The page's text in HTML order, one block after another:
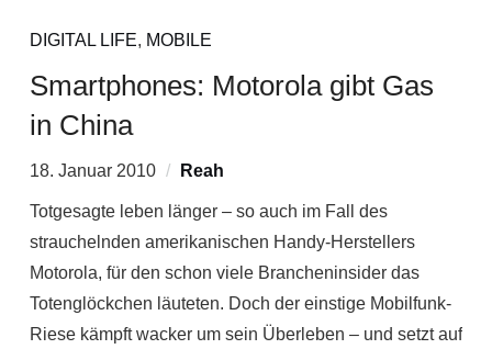
DIGITAL LIFE, MOBILE
Smartphones: Motorola gibt Gas
in China
18. Januar 2010 Reah
Totgesagte leben länger – so auch im Fall des
strauchelnden amerikanischen Handy-Herstellers
Motorola, für den schon viele Brancheninsider das
Totenglöckchen läuteten. Doch der einstige Mobilfunk-
Riese kämpft wacker um sein Überleben – und setzt auf